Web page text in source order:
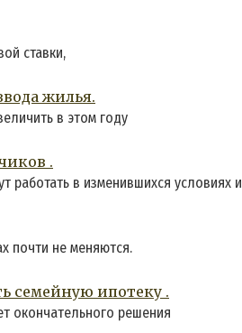
ставки,
жилья.
в этом году
.
работать в изменившихся условиях и
почти не меняются.
семейную ипотеку .
окончательного решения